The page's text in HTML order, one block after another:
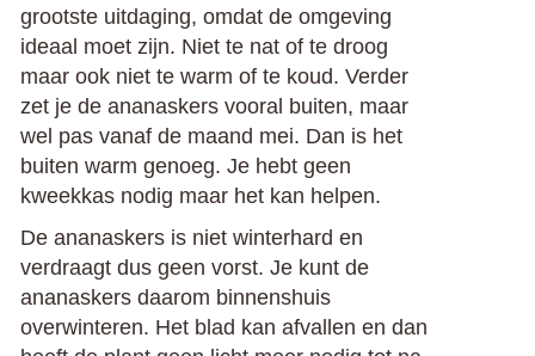
grootste uitdaging, omdat de omgeving
ideaal moet zijn. Niet te nat of te droog
maar ook niet te warm of te koud. Verder
zet je de ananaskers vooral buiten, maar
wel pas vanaf de maand mei. Dan is het
buiten warm genoeg. Je hebt geen
kweekkas nodig maar het kan helpen.
De ananaskers is niet winterhard en
verdraagt dus geen vorst. Je kunt de
ananaskers daarom binnenshuis
overwinteren. Het blad kan afvallen en dan